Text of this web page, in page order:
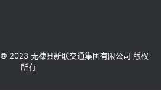
© 2023 无棣县新联交通集团有限公司 版权
所有